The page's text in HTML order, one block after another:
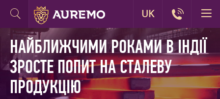
НАЙБЛИЖЧИМИ РОКАМИ В ІНДІЇ
ЗРОСТЕ ПОПИТ НА СТАЛЕВУ
ПРОДУКЦІЮ
UK